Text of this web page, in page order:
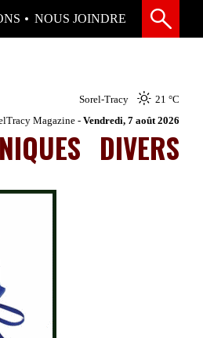
NOUS JOINDRE
Sorel-Tracy 21 °C
Magazine -Vendredi, 7 août 2026
DIVERS